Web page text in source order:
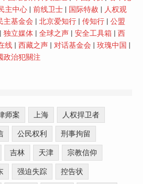
主中心| 前线卫士| 国际特赦
人权观
主基金会 北京爱知行| 传知行| 公盟
独立媒体| 全球之声| 安全工具箱
西
线| 西藏之声| 对话基金会 玫瑰中国
政治犯關注
师案 上海 人权捍卫者
公民权利 刑事拘留
吉林 天津 宗教信仰
强迫失踪 控告状